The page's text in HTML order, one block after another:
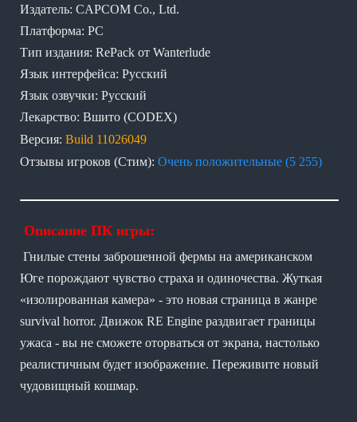
Издатель: CAPCOM Co., Ltd.
Платформа: PC
Тип издания: RePack от Wanterlude
Язык интерфейса: Русский
Язык озвучки: Русский
Лекарство: Вшито (CODEX)
Версия: Build 11026049
Отзывы игроков (Стим): Очень положительные (5 255)
Описание ПК игры:
Гнилые стены заброшенной фермы на американском
Юге порождают чувство страха и одиночества. Жуткая
«изолированная камера» - это новая страница в жанре
survival horror. Движок RE Engine раздвигает границы
ужаса - вы не сможете оторваться от экрана, настолько
реалистичным будет изображение. Переживите новый
чудовищный кошмар.